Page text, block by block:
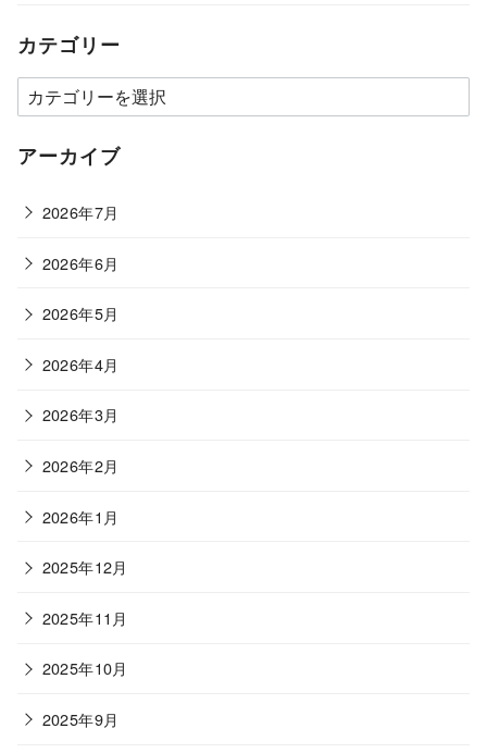
カテゴリー
カ
テ
ゴ
ー
アーカイブ
2026年7月
2026年6月
2026年5月
2026年4月
2026年3月
2026年2月
2026年1月
2025年12月
2025年11月
2025年10月
2025年9月